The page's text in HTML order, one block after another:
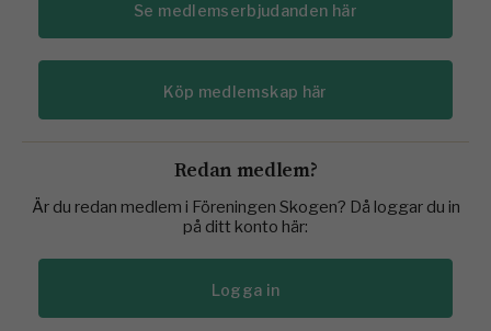
Se medlemserbjudanden här
Köp medlemskap här
Redan medlem?
Är du redan medlem i Föreningen Skogen? Då loggar du in
på ditt konto här:
Logga in